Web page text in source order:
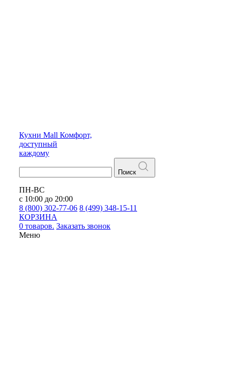
Кухни Mall Комфорт,
доступный
каждому
Поиск
ПН-ВС
с 10:00 до 20:00
8 (800) 302-77-06 8 (499) 348-15-11
КОРЗИНА
0 товаров. Заказать звонок
Меню